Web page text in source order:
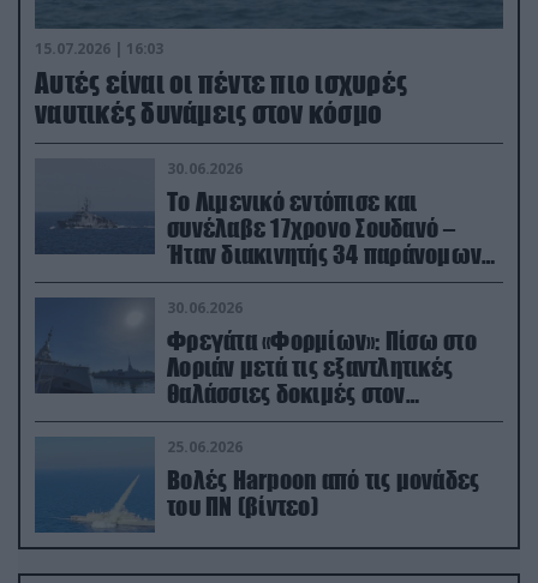
15.07.2026 | 16:03
Aυτές είναι οι πέντε πιο ισχυρές
ναυτικές δυνάμεις στον κόσμο
30.06.2026
Το Λιμενικό εντόπισε και
συνέλαβε 17χρονο Σουδανό –
Ήταν διακινητής 34 παράνομων
μεταναστών
30.06.2026
Φρεγάτα «Φορμίων»: Πίσω στο
Λοριάν μετά τις εξαντλητικές
θαλάσσιες δοκιμές στον
απαιτητικό Βισκαϊκό
25.06.2026
Βολές Harpoon από τις μονάδες
του ΠΝ (βίντεο)